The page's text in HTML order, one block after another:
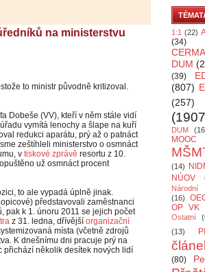
na ministerstvu
to ministr původně kritizoval.
Dobeše (VV), kteří v něm stále vidí
vymítá lenochy a šlape na kuří
redukci aparátu, prý až o patnáct
zeštíhleli ministerstvo o osmnáct
v tiskové zprávě resortu z 10.
už osmnáct procent
to ale vypadá úplně jinak.
představovali zaměstnanci
pak k 1. únoru 2011 se jejich počet
z 31. ledna, dřívější organizační
místa (včetně zdrojů
K dnešnímu dni pracuje prý na
přichází několik desítek nových lidí
1:1 (22)
(34)
DUM
(39)
(807)
(257)
DUM
MOOC
(14)
NÚOV
Národní
(16)
OP VK
Ostatní
(13)
(80)